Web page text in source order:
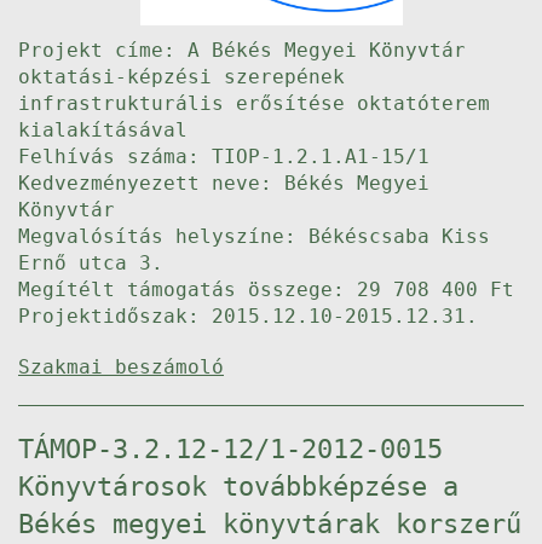
Projekt címe: A Békés Megyei Könyvtár
oktatási-képzési szerepének
infrastrukturális erősítése oktatóterem
kialakításával
Felhívás száma: TIOP-1.2.1.A1-15/1
Kedvezményezett neve: Békés Megyei
Könyvtár
Megvalósítás helyszíne: Békéscsaba Kiss
Ernő utca 3.
Megítélt támogatás összege: 29 708 400 Ft
Projektidőszak: 2015.12.10-2015.12.31.
Szakmai beszámoló
TÁMOP-3.2.12-12/1-2012-0015
Könyvtárosok továbbképzése a
Békés megyei könyvtárak korszerű